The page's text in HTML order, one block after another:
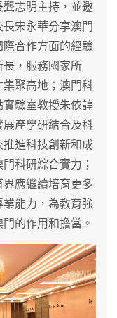
志明主持，並邀
宋永華分享澳門
合作方面的經驗
，服務國家所
聚高地；澳門科
驗室教授朱依諄
產學研結合及科
進科技創新和成
科研綜合實力；
應繼續培育更多
能力，為教育強
的作用和擔當。